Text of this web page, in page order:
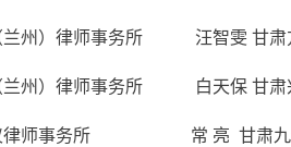
兰州）律师事务所 汪智雯 甘肃
兰州）律师事务所 白天保 甘肃
仪律师事务所 常 亮 甘肃九合